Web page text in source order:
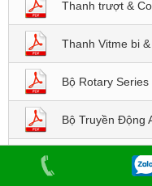
Thanh trượt &
Thanh Vitme bi
Bộ Rotary
Bộ Truyền Động
TOYO ROBOT